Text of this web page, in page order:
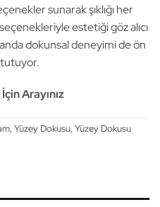
sunarak şıklığı her
estetiği göz alıcı
dokunsal deneyimi de ön
Arayınız
,Yüzey Dokusu,Yüzey Dokusu